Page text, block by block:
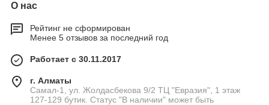
О нас
Рейтинг не сформирован
Менее 5 отзывов за последний год
Работает с 30.11.2017
г. Алматы
Самал-1, ул. Жолдасбекова 9/2 ТЦ "Евразия", 1 этаж
127-129 бутик. Статус "В наличии" может быть